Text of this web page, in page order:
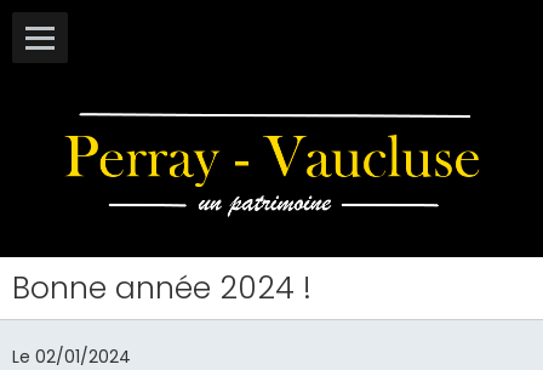
Bonne année 2024 !
Le 02/01/2024